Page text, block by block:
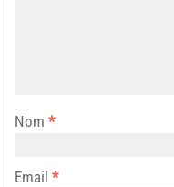
Nom *
Email *